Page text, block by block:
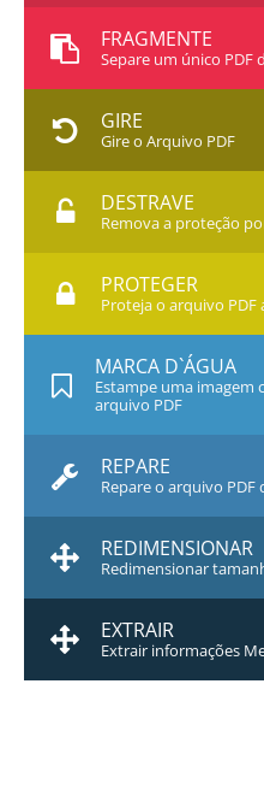
FRAGMENTE
Separe um único PDF
GIRE
Gire o Arquivo PDF
DESTRAVE
Remova a proteção
PROTEGER
Proteja o arquivo PDF
MARCA D`ÁGUA
Estampe uma imagem
arquivo PDF
REPARE
Repare o arquivo PDF
REDIMENSIONAR
Redimensionar
EXTRAIR
Extrair informações